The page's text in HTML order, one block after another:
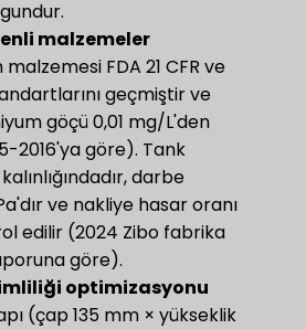
malzemeler
FDA 21 CFR ve
geçmiştir ve
göçü 0,01 mg/L'den
2016'ya göre). Tank
darbe
ve nakliye hasar oranı
edilir (2024 Zibo fabrika
göre).
optimizasyonu
(çap 135 mm × yükseklik